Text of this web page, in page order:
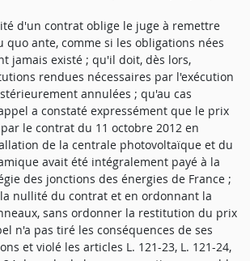
d'un contrat oblige le juge à remettre
quo ante, comme si les obligations nées
jamais existé ; qu'il doit, dès lors,
rendues nécessaires par l'exécution
annulées ; qu'au cas
a constaté expressément que le prix
le contrat du 11 octobre 2012 en
de la centrale photovoltaïque et du
avait été intégralement payé à la
des jonctions des énergies de France ;
nullité du contrat et en ordonnant la
sans ordonner la restitution du prix
n'a pas tiré les conséquences de ses
et violé les articles L. 121-23, L. 121-24,